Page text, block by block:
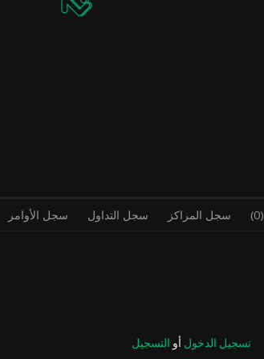
سجل الأوامر سجل التداول سجل المراكز (
0
)
تسجيل الدخول أو التسجيل